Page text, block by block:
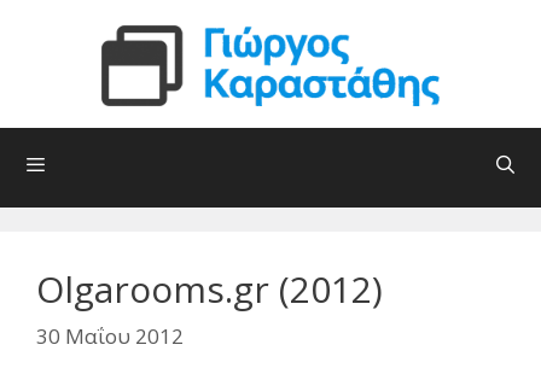
περιεχόμενο
Olgarooms.gr (2012)
30 Μαΐου 2012